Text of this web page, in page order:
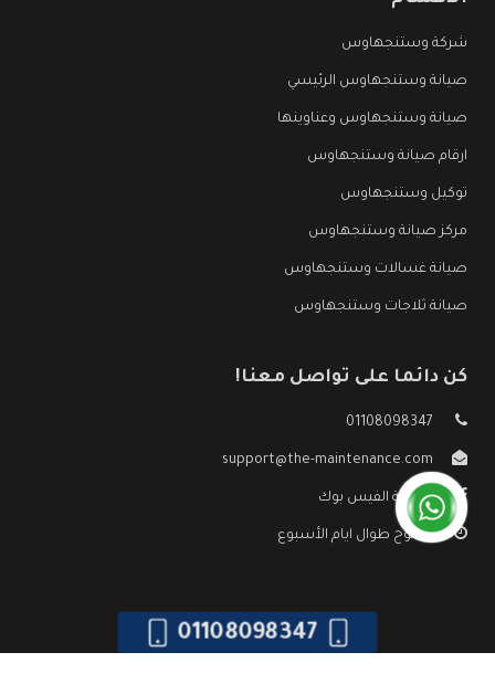
شركة وستنجهاوس
صيانة وستنجهاوس الرئيسي
صيانة وستنجهاوس وعناوينها
ارقام صيانة وستنجهاوس
توكيل وستنجهاوس
مركز صيانة وستنجهاوس
صيانة غسالات وستنجهاوس
صيانة ثلاجات وستنجهاوس
كن دائما على تواصل معنا!
01108098347
support@the-maintenance.com
صفحة الفيس بوك
مفتوح طوال ايام الأسبوع
01108098347